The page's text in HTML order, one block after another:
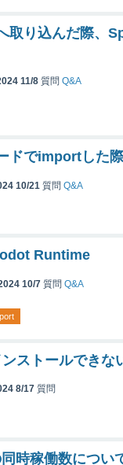
取り込んだ際、
11/8 質問 Q&A
ドでimportした
10/21 質問 Q&A
Runtime
10/7 質問 Q&A
ストールできな
8/17 質問
時稼働数につい